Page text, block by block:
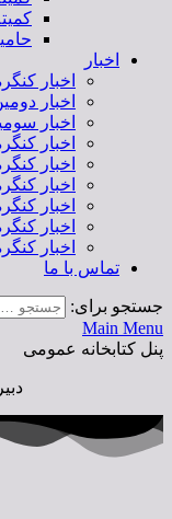
اخبار
اخبار
اخبار
اخبار
اخبار
اخبار
اخبار
اخبار
اخبار
اخبار
تماس با ما
جستجو برای:
Main Menu
پنل کتابخانه عمومی